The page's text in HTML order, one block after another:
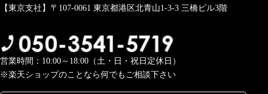
【東京支社】〒107-0061 東京都港区北青山1-3-3 三橋ビル3階
営業時間：10:00～18:00（土・日・祝日定休日）
※楽天ショップのことなら何でもご相談下さい